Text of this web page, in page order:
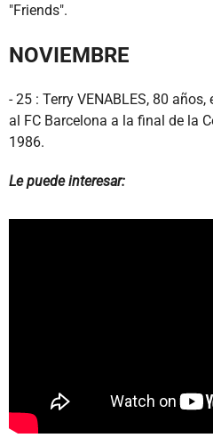
"Friends".
NOVIEMBRE
- 25 : Terry VENABLES, 80
al FC Barcelona a la final de la
1986.
Le puede interesar: